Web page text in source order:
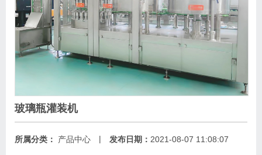
玻璃瓶灌装机
所属分类： 产品中心 | 发布日期： 2021-08-07 11:08:07